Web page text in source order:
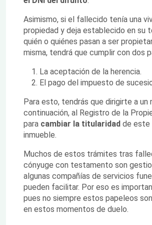
Asimismo, si el fallecido tenía una
propiedad y deja establecido en su
quién o quiénes pasan a ser
misma, tendrá que cumplir con dos
La aceptación de la herencia.
El pago del impuesto de
Para esto, tendrás que dirigirte a un
continuación, al Registro de la
para cambiar la titularidad de este
inmueble.
Muchos de estos trámites tras
cónyuge con testamento son
algunas compañías de servicios
pueden facilitar. Por eso es
pues no siempre estos papeleos
en estos momentos de duelo.